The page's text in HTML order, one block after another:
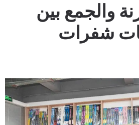
والجمع بين
شفرات